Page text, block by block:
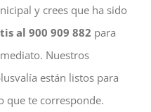
y crees que ha sido
al 900 909 882 para
Nuestros
están listos para
que te corresponde.